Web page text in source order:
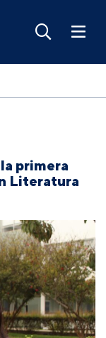
primera
Literatura